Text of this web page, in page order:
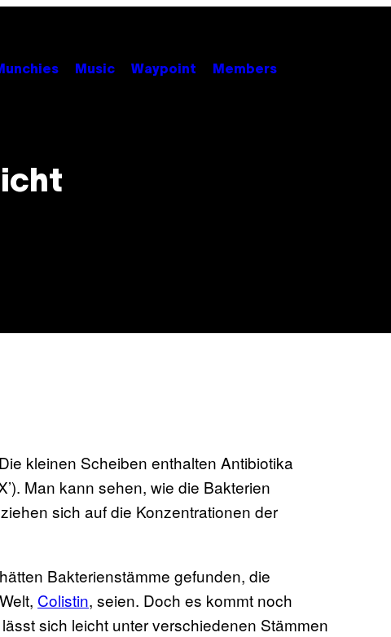
Music Waypoint Members
kleinen Scheiben enthalten Antibiotika
Man kann sehen, wie die Bakterien
sich auf die Konzentrationen der
Bakterienstämme gefunden, die
Colistin, seien. Doch es kommt noch
sich leicht unter verschiedenen Stämmen